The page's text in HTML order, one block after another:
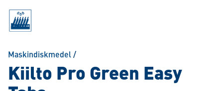
Maskindiskmedel/
Kiilto Pro Green Easy